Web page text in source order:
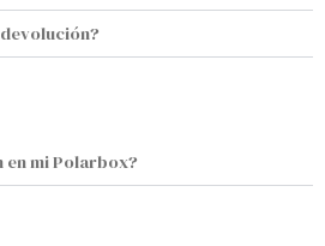
en mi Polarbox?